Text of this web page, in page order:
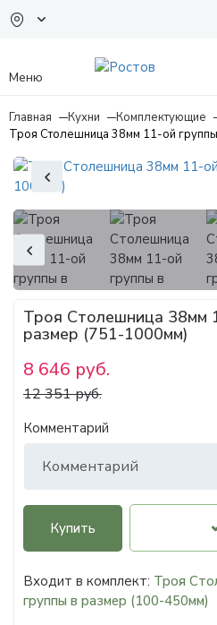
Меню
Главная Кухни Комплектующие
Троя Столешница 38мм 11-ой
Троя Столешница 38мм
размер (751-1000мм)
8 646 руб.
12 351 руб.
Комментарий
Купить
Входит в комплект: Троя
группы в размер (100-450мм)